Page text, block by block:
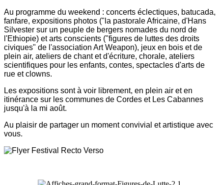
Au programme du weekend : concerts éclectiques, batucada,
fanfare, expositions photos ("la pastorale Africaine, d'Hans
Silvester sur un peuple de bergers nomades du nord de
l'Ethiopie) et arts conscients ("figures de luttes des droits
civiques" de l'association Art Weapon), jeux en bois et de
plein air, ateliers de chant et d'écriture, chorale, ateliers
scientifiques pour les enfants, contes, spectacles d'arts de
rue et clowns.
Les expositions sont à voir librement, en plein air et en
itinérance sur les communes de Cordes et Les Cabannes
jusqu'à la mi août.
Au plaisir de partager un moment convivial et artistique avec
vous.